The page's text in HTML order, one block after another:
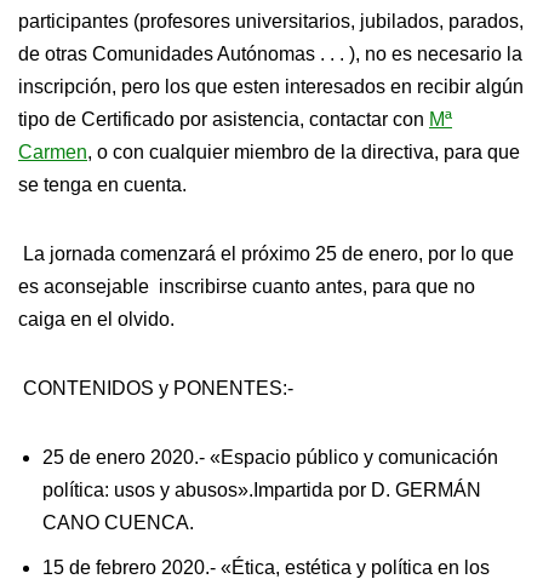
participantes (profesores universitarios, jubilados, parados,
de otras Comunidades Autónomas . . . ), no es necesario la
inscripción, pero los que esten interesados en recibir algún
tipo de Certificado por asistencia, contactar con Mª
Carmen, o con cualquier miembro de la directiva, para que
se tenga en cuenta.
La jornada comenzará el próximo 25 de enero, por lo que
es aconsejable inscribirse cuanto antes, para que no
caiga en el olvido.
CONTENIDOS y PONENTES:-
25 de enero 2020.- «Espacio público y comunicación
política: usos y abusos».Impartida por D. GERMÁN
CANO CUENCA.
15 de febrero 2020.- «Ética, estética y política en los